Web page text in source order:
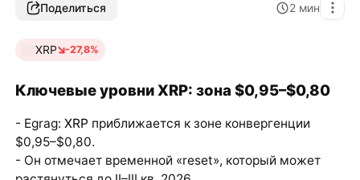
Поделиться 2 мин
XRP -27,8%
Ключевые уровни XRP: зона $0,95–$0,80
- Egrag: XRP приближается к зоне конвергенции
$0,95–$0,80.
- Он отмечает временной «reset», который может